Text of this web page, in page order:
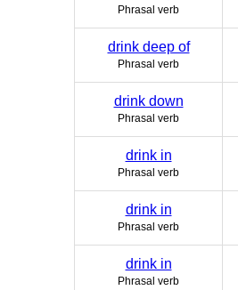
Phrasal verb
drink deep of
Phrasal verb
drink down
Phrasal verb
drink in
Phrasal verb
drink in
Phrasal verb
drink in
Phrasal verb